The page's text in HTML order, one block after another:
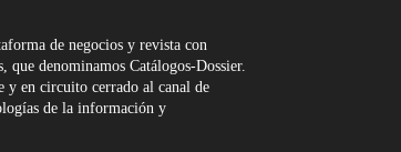
de negocios y revista con
que denominamos Catálogos-Dossier.
y en circuito cerrado al canal de
de la información y